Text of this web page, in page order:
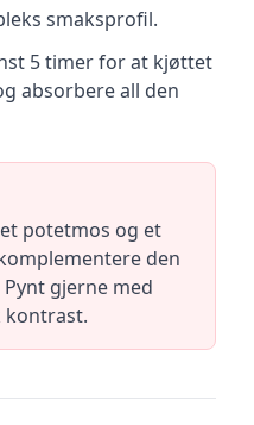
smaksprofil.
5 timer for at kjøttet
absorbere all den
potetmos og et
den
gjerne med
kontrast.